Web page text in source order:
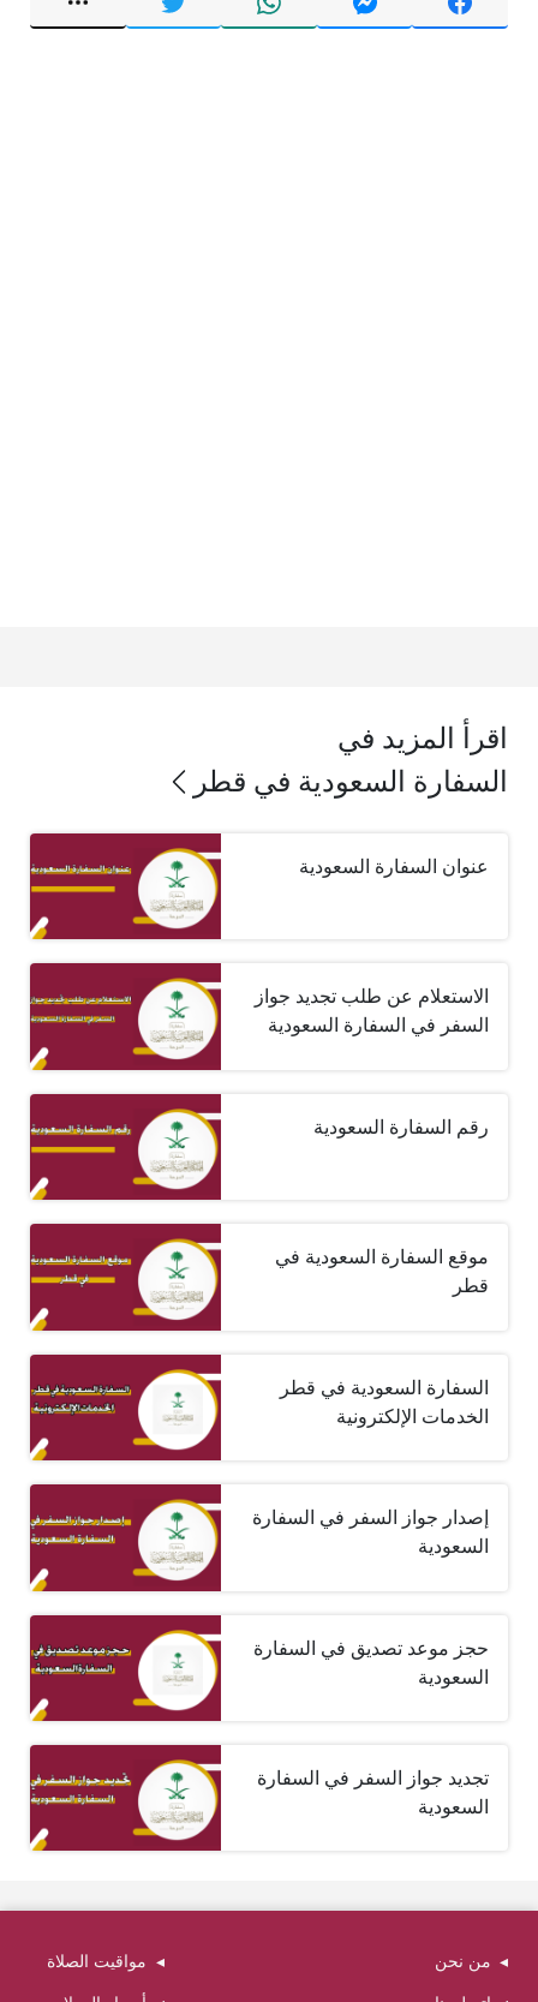
اقرأ المزيد في
السفارة السعودية في قطر
عنوان السفارة السعودية
الاستعلام عن طلب تجديد جواز
السفر في السفارة السعودية
رقم السفارة السعودية
موقع السفارة السعودية في
قطر
السفارة السعودية في قطر
الخدمات الإلكترونية
إصدار جواز السفر في السفارة
السعودية
حجز موعد تصديق في السفارة
السعودية
تجديد جواز السفر في السفارة
السعودية
من نحن مواقيت الصلاة